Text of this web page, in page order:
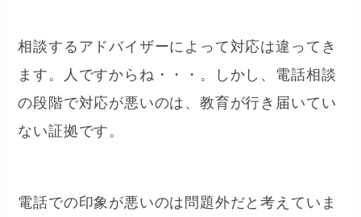
相談するアドバイザーによって対応は違ってき
ます。人ですからね・・・。しかし、電話相談
の段階で対応が悪いのは、教育が行き届いてい
ない証拠です。
電話での印象が悪いのは問題外だと考えていま